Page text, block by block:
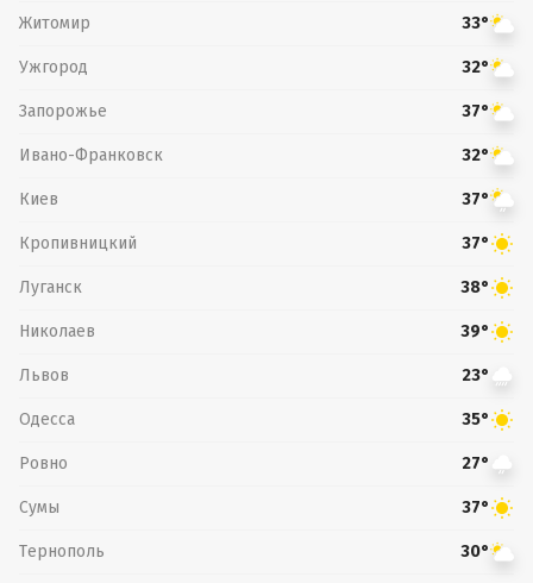
Житомир 33°
Ужгород 32°
Запорожье 37°
Ивано-Франковск 32°
Киев 37°
Кропивницкий 37°
Луганск 38°
Николаев 39°
Львов 23°
Одесса 35°
Ровно 27°
Сумы 37°
Тернополь 30°